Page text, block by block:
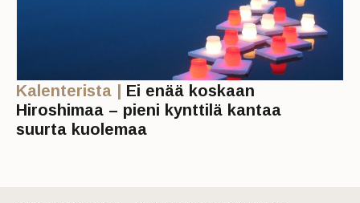
Kalenterista | Ei enää koskaan
Hiroshimaa – pieni kynttilä kantaa
suurta kuolemaa